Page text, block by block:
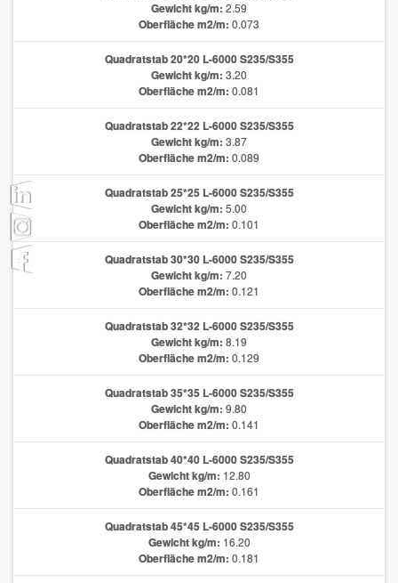
Gewicht kg/m: 2.59
Oberfläche m2/m: 0.073
Quadratstab 20*20 L-6000 S235/S355
Gewicht kg/m: 3.20
Oberfläche m2/m: 0.081
Quadratstab 22*22 L-6000 S235/S355
Gewicht kg/m: 3.87
Oberfläche m2/m: 0.089
Quadratstab 25*25 L-6000 S235/S355
Gewicht kg/m: 5.00
Oberfläche m2/m: 0.101
Quadratstab 30*30 L-6000 S235/S355
Gewicht kg/m: 7.20
Oberfläche m2/m: 0.121
Quadratstab 32*32 L-6000 S235/S355
Gewicht kg/m: 8.19
Oberfläche m2/m: 0.129
Quadratstab 35*35 L-6000 S235/S355
Gewicht kg/m: 9.80
Oberfläche m2/m: 0.141
Quadratstab 40*40 L-6000 S235/S355
Gewicht kg/m: 12.80
Oberfläche m2/m: 0.161
Quadratstab 45*45 L-6000 S235/S355
Gewicht kg/m: 16.20
Oberfläche m2/m: 0.181